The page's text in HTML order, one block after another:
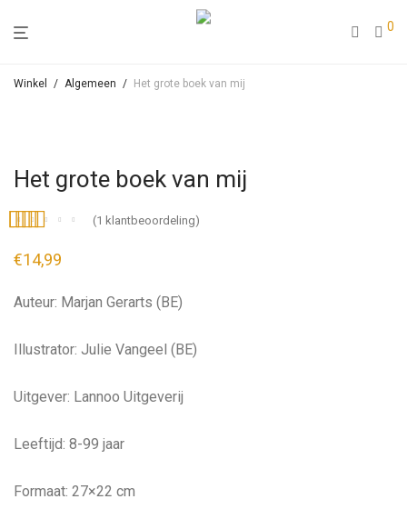
0
Winkel / Algemeen / Het grote boek van mij
Het grote boek van mij
5.00 op 5
(1 klantbeoordeling)
€14,99
Auteur: Marjan Gerarts (BE)
Illustrator: Julie Vangeel (BE)
Uitgever: Lannoo Uitgeverij
Leeftijd: 8-99 jaar
Formaat: 27×22 cm